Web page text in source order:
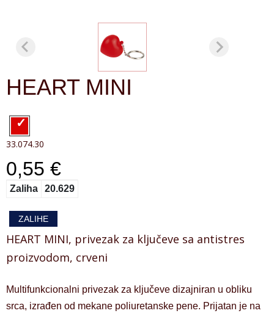
HEART MINI
33.074.30
0,55 €
Zaliha 20.629
ZALIHE
HEART MINI, privezak za ključeve sa antistres
proizvodom, crveni
Multifunkcionalni privezak za ključeve dizajniran u obliku
srca, izrađen od mekane poliuretanske pene. Prijatan je na